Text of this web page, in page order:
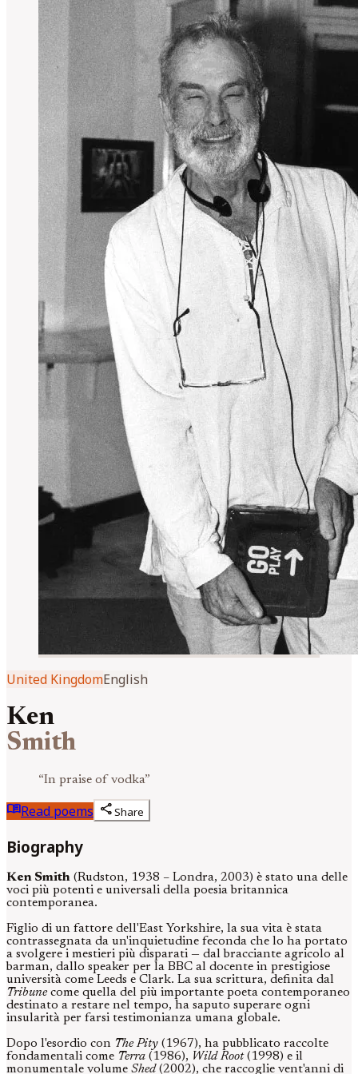
United KingdomEnglish
Ken
Smith
“In praise of vodka”
menu_bookRead poems shareShare
Biography
Ken Smith (Rudston, 1938 – Londra, 2003) è stato una delle
voci più potenti e universali della poesia britannica
contemporanea.
Figlio di un fattore dell'East Yorkshire, la sua vita è stata
contrassegnata da un'inquietudine feconda che lo ha portato
a svolgere i mestieri più disparati — dal bracciante agricolo al
barman, dallo speaker per la BBC al docente in prestigiose
università come Leeds e Clark. La sua scrittura, definita dal
Tribunecome quella del più importante poeta contemporaneo
destinato a restare nel tempo, ha saputo superare ogni
insularità per farsi testimonianza umana globale.
Dopo l'esordio con The Pity (1967), ha pubblicato raccolte
fondamentali come Terra (1986), Wild Root(1998) e il
monumentale volume Shed(2002), che raccoglie vent'anni di